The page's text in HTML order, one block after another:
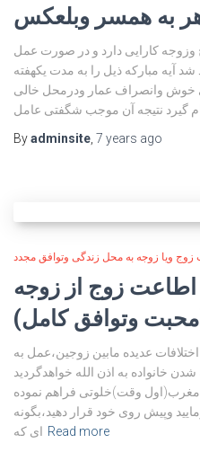
به همسر وبلعکس
کارایی دارد و در صورت عمل
آیه مبارکه ذیل را به مدت یکهفته
وانصراف عمار ودرمحل خالی
گیرد نتیجه آن موجب شگفتی عامل
Byadminsite 7 years ago
ویا زوجه به محل زندگی وتوافق مجدد
زوج از زوجه
وتوافق کامل)
عدیده مابین زوجین،عمل به
خانواده به اذن الله خواهدگردید
مغرب(اول وقت)خلوتی فراهم نموده
وپیش روی خود قرار دهید،بگونه
ای که Read more